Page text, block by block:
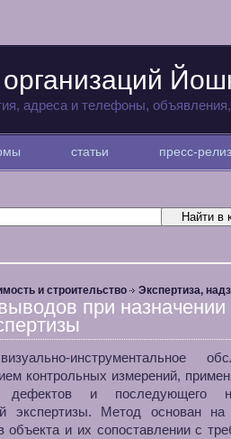
организаций
адреса и телефоны,
статьи пресс-
и строительство Экспертиза,
при назначении
инструментальное
контрольных измерений,
дефектов и последующего
экспертизы. Метод основан
объекта и их сопоставлении с